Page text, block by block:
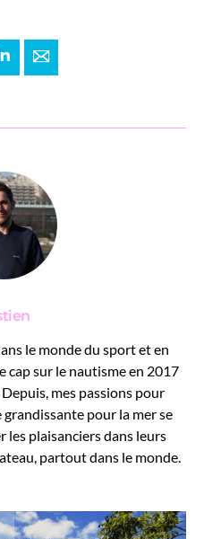
LinkedInE-mail
le monde du sport et en
cap sur le nautisme en 2017
mes passions pour
pour la mer se
plaisanciers dans leurs
partout dans le monde.